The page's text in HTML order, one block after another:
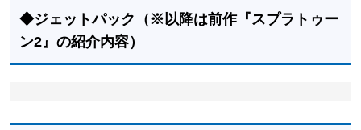
◆ジェットパック（※以降は前作『スプラトゥー
ン2』の紹介内容）